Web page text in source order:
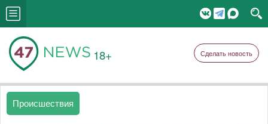
18+ Сделать новость
Происшествия